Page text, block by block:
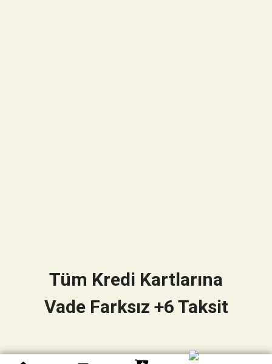
Tüm Kredi Kartlarına
Vade Farksız +6 Taksit